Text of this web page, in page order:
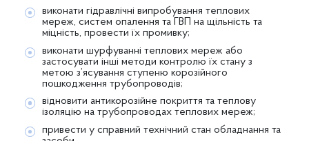
виконати гідравлічні випробування теплових
мереж, систем опалення та ГВП на щільність та
міцність, провести їх промивку;
виконати шурфуванні теплових мереж або
застосувати інші методи контролю їх стану з
метою з’ясування ступеню корозійного
пошкодження трубопроводів;
відновити антикорозійне покриття та теплову
ізоляцію на трубопроводах теплових мереж;
привести у справний технічний стан обладнання та